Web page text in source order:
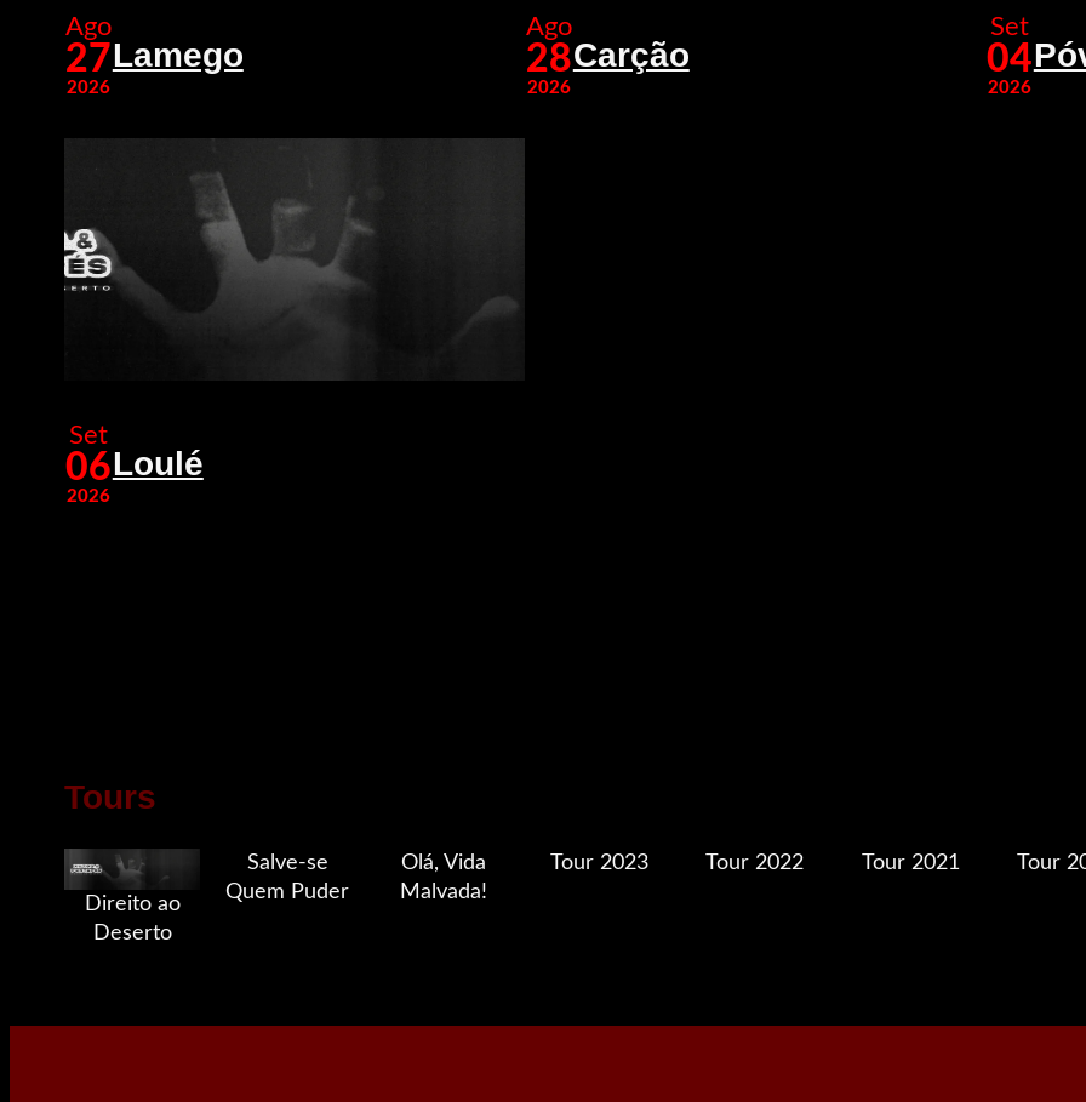
Ago
27
2026
Lamego
Ago
28
2026
Carção
Set
04
2026
Set
06
2026
Loulé
Tours
Direito ao
Deserto
Salve-se
Quem Puder
Olá, Vida
Malvada!
Tour 2023 Tour 2022 Tour 2021 Tour